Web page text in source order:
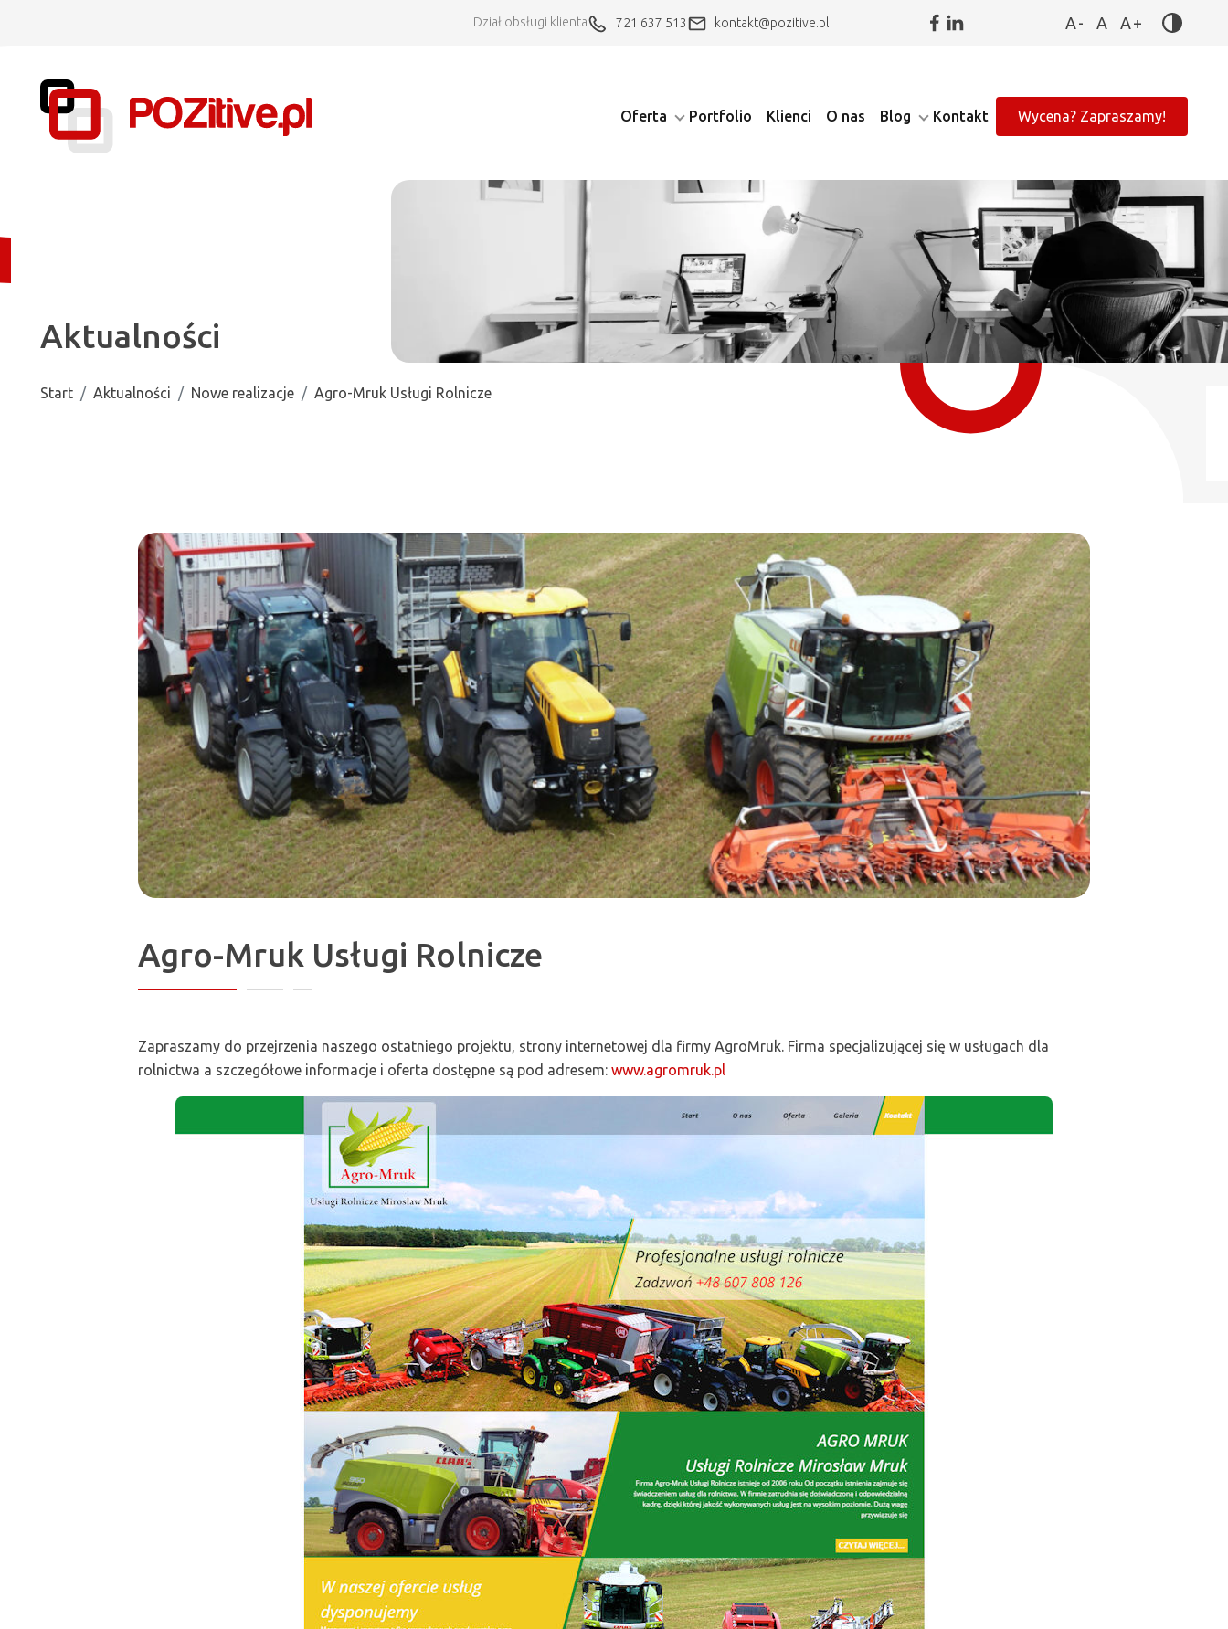
Dział obsługi klienta 721 637 513 kontakt@pozitive.pl A- A A+
Oferta Portfolio Klienci O nas Blog Kontakt Wycena? Zapraszamy!
Aktualności
Start Aktualności Nowe realizacje Agro-Mruk Usługi Rolnicze
Agro-Mruk Usługi Rolnicze
Zapraszamy do przejrzenia naszego ostatniego projektu, strony internetowej dla firmy AgroMruk. Firma specjalizującej się w usługach dla
rolnictwa a szczegółowe informacje i oferta dostępne są pod adresem: www.agromruk.pl